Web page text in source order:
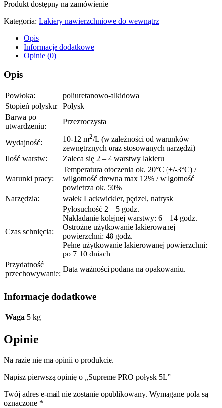
Produkt dostępny na zamówienie
Kategoria: Lakiery nawierzchniowe do wewnątrz
Opis
Informacje dodatkowe
Opinie (0)
Opis
Powłoka:
poliuretanowo-alkidowa
Stopień połysku:
Połysk
Barwa po
utwardzeniu:
Przezroczysta
Wydajność: 10-12 m2/L (w zależności od warunków
zewnętrznych oraz stosowanych narzędzi)
Ilość warstw:
Zaleca się 2 – 4 warstwy lakieru
Warunki pracy:
Temperatura otoczenia ok. 20°C (+/-3°C) /
wilgotność drewna max 12% / wilgotność
powietrza ok. 50%
Narzędzia:
wałek Lackwickler, pędzel, natrysk
Czas schnięcia:
Pyłosuchość 2 – 5 godz.
Nakładanie kolejnej warstwy: 6 – 14 godz.
Ostrożne użytkowanie lakierowanej
powierzchni: 48 godz.
Pełne użytkowanie lakierowanej powierzchni:
po 7-10 dniach
Przydatność
przechowywanie:
Data ważności podana na opakowaniu.
Informacje dodatkowe
Waga 5 kg
Opinie
Na razie nie ma opinii o produkcie.
Napisz pierwszą opinię o „Supreme PRO połysk 5L”
Twój adres e-mail nie zostanie opublikowany. Wymagane pola są
oznaczone *